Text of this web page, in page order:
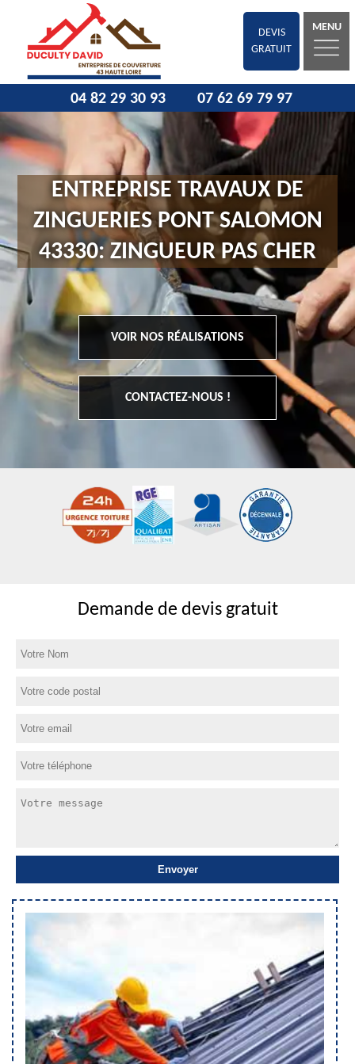
DEVIS
GRATUIT
MENU
04 82 29 30 93 07 62 69 79 97
ENTREPRISE TRAVAUX DE
ZINGUERIES PONT SALOMON
43330: ZINGUEUR PAS CHER
VOIR NOS RÉALISATIONS
CONTACTEZ-NOUS !
Demande de devis gratuit